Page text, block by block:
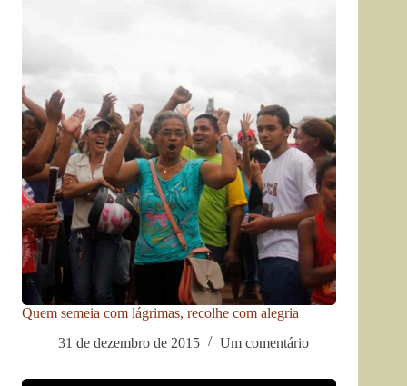
Quem semeia com lágrimas, recolhe com alegria
31 de dezembro de 2015
Um comentário